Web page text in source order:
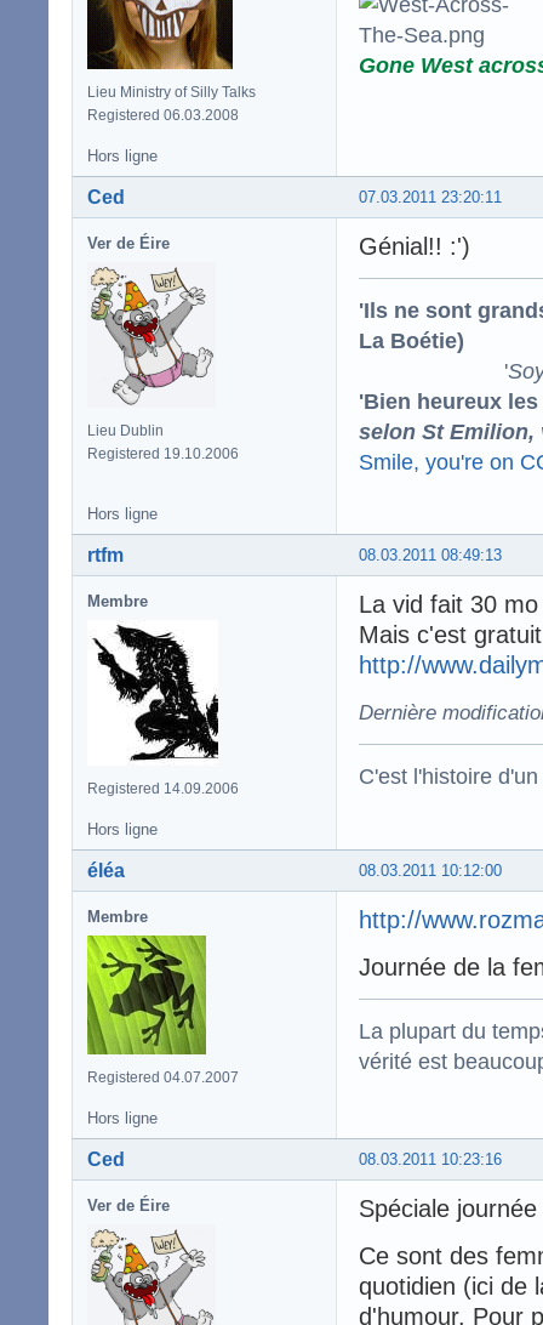
Lieu Ministry of Silly Talks
Registered 06.03.2008
Gone West
Hors ligne
07.03.2011 23:20:11
Ced
Ver de Éire
Lieu Dublin
Registered 19.10.2006
Génial!! :')
'Ils ne sont
La Boétie)
'
'Bien heureux
selon St Emilion,
Smile, you're on
Hors ligne
08.03.2011 08:49:13
rtfm
Membre
Registered 14.09.2006
La vid fait 30
Mais c'est
http://
Dernière
C'est l'histoire
Hors ligne
08.03.2011 10:12:00
éléa
Membre
Registered 04.07.2007
http://
Journée de la
La plupart du
vérité est
Hors ligne
08.03.2011 10:23:16
Ced
Ver de Éire
Spéciale
Ce sont des
quotidien (ici de
d'humour. Pour